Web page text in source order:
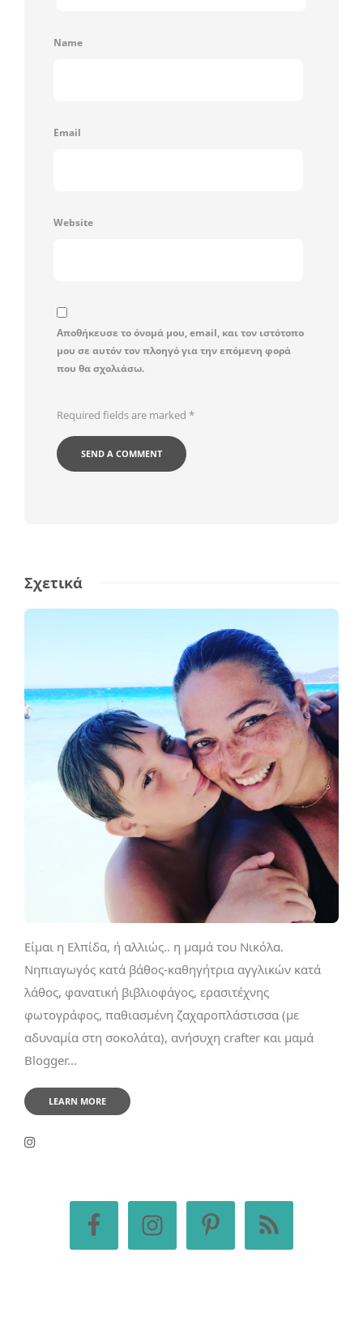
Name
Email
Website
Αποθήκευσε το όνομά μου, email, και τον ιστότοπο
μου σε αυτόν τον πλοηγό για την επόμενη φορά
που θα σχολιάσω.
Required fields are marked *
Σχετικά
Είμαι η Ελπίδα, ή αλλιώς.. η μαμά του Νικόλα.
Νηπιαγωγός κατά βάθος-καθηγήτρια αγγλικών κατά
λάθος, φανατική βιβλιοφάγος, ερασιτέχνης
φωτογράφος, παθιασμένη ζαχαροπλάστισσα (με
αδυναμία στη σοκολάτα), ανήσυχη crafter και μαμά
Blogger...
LEARN MORE